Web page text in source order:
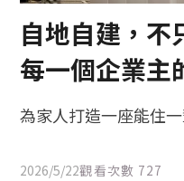
自地自建，不
每一個企業主
為家人打造一座能住
2026/5/22觀看次數 727